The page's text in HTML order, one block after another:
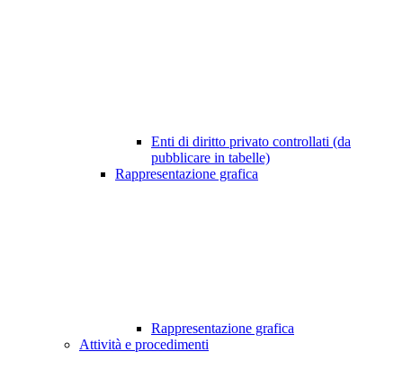
Enti di diritto privato controllati (da
pubblicare in tabelle)
Rappresentazione grafica
Rappresentazione grafica
Attività e procedimenti